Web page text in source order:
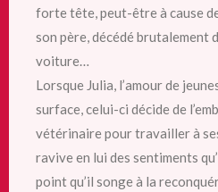
forte tête, peut-être à cause
son père, décédé brutalement
voiture…
Lorsque Julia, l’amour de
surface, celui-ci décide de
vétérinaire pour travailler à
ravive en lui des sentiments
point qu’il songe à la